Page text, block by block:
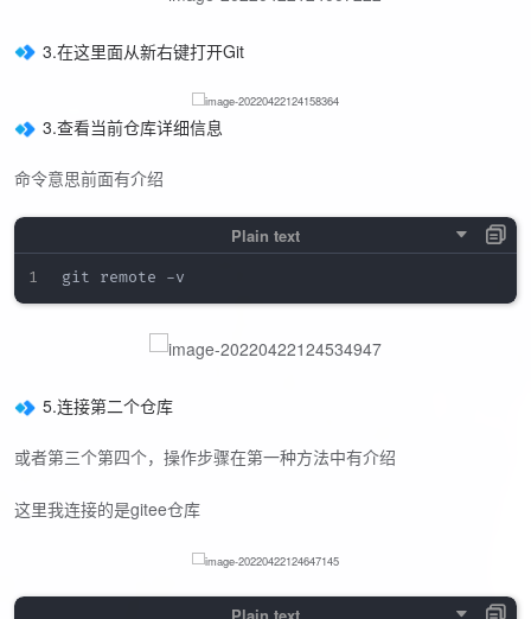
3.在这里面从新右键打开Git
3.查看当前仓库详细信息
命令意思前面有介绍
5.连接第二个仓库
或者第三个第四个，操作步骤在第一种方法中有介绍
这里我连接的是gitee仓库